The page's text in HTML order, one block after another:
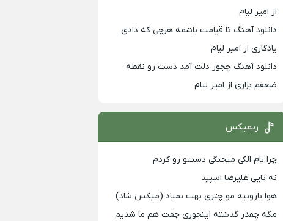
از امیر لیام
دانلود آهنگ تا قیامت باشمه هرچی که دادی
یادگاری از امیر لیام
دانلود آهنگ چجور دلت آمد دست رو نقطه
ضعفم بزاری از امیر لیام
ریمیکس
چرا بام الکی میجنگی دستتو رو کردم
نه تایی علیرضا اسپید
هوا بارونیه مو چتری بهت نمیاد (میکس شاد)
مگه چقدر گذشته اینجوری چفت هم ما شدیم